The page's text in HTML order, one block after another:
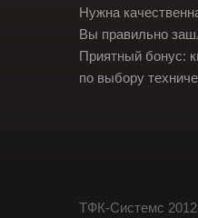
Нужна
Вы правильно
Приятный бонус:
по выбору
ТФК-Cистемс